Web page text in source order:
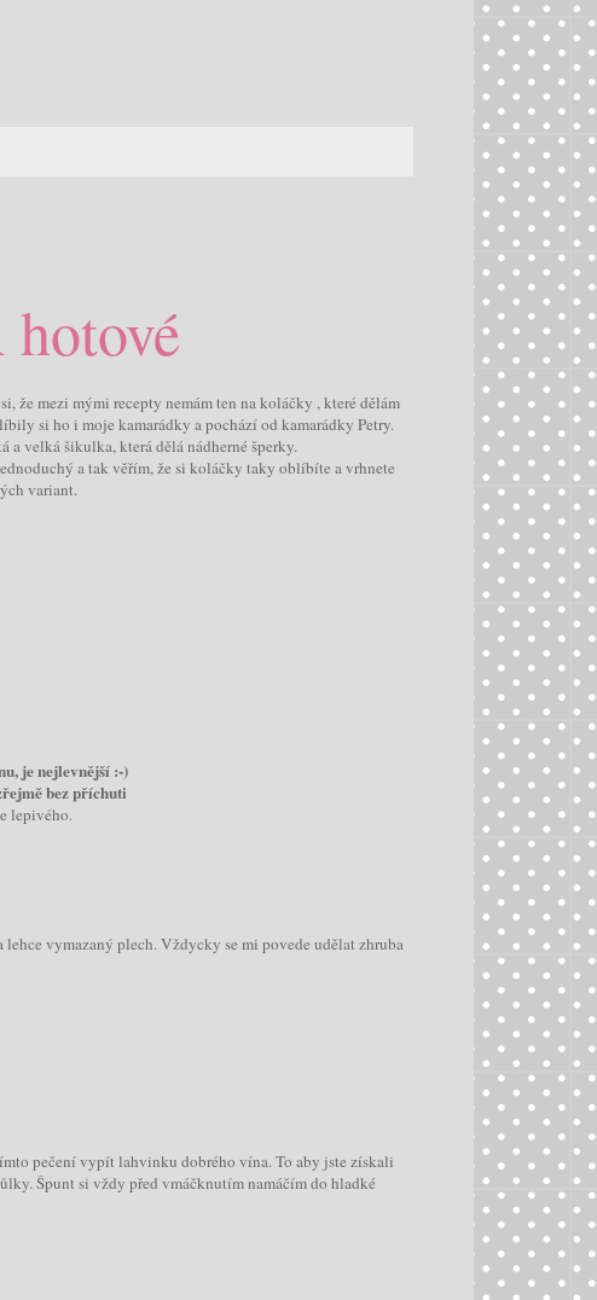
že mezi mými recepty nemám ten na koláčky , které dělám
si ho i moje kamarádky a pochází od kamarádky Petry.
a velká šikulka, která dělá nádherné šperky.
a tak věřím, že si koláčky taky oblíbíte a vrhnete
variant.
je nejlevnější :-)
bez příchuti
lepivého.
vymazaný plech. Vždycky se mi povede udělat zhruba
pečení vypít lahvinku dobrého vína. To aby jste získali
Špunt si vždy před vmáčknutím namáčím do hladké